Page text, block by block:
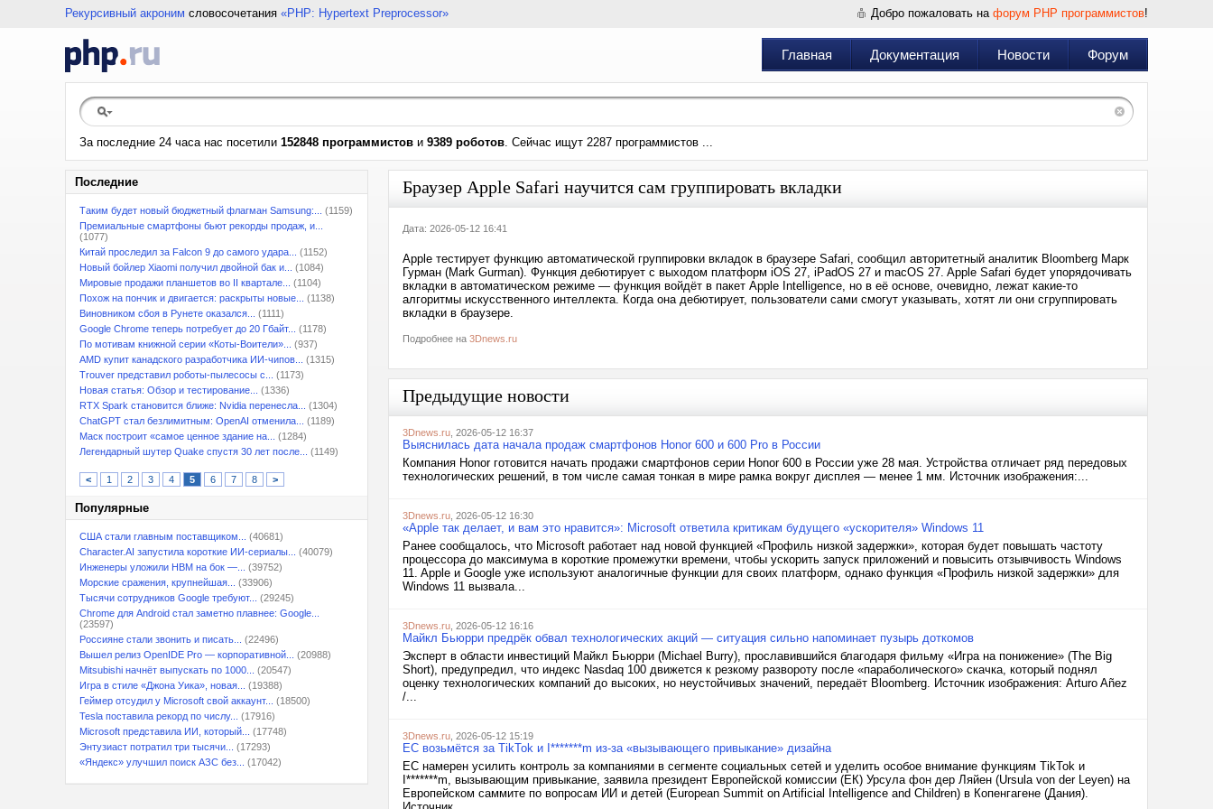
Рекурсивный акроним словосочетания «PHP: Hypertext Preprocessor» Добро пожаловать на форум PHP программистов!
Главная Документация Новости Форум
За последние 24 часа нас посетили 152848 программистов и 9389 роботов. Сейчас ищут 2287 программистов ...
Последние
Таким будет новый бюджетный флагман Samsung:...
(1159)
Премиальные смартфоны бьют рекорды продаж, и...
(1077)
Китай проследил за Falcon 9 до самого удара...
(1152)
Новый бойлер Xiaomi получил двойной бак и...
(1084)
Мировые продажи планшетов во II квартале...
(1104)
Похож на пончик и двигается: раскрыты новые...
(1138)
Виновником сбоя в Рунете оказался...
(1111)
Google Chrome теперь потребует до 20 Гбайт...
(1178)
По мотивам книжной серии «Коты-Воители»...
(937)
AMD купит канадского разработчика ИИ-чипов...
(1315)
Trouver представил роботы-пылесосы с...
(1173)
Новая статья: Обзор и тестирование...
(1336)
RTX Spark становится ближе: Nvidia перенесла...
(1304)
ChatGPT стал безлимитным: OpenAI отменила...
(1189)
Маск построит «самое ценное здание на...
(1284)
Легендарный шутер Quake спустя 30 лет после...
(1149)
< 1 2 3 4 5 6 7 8 >
Популярные
США стали главным поставщиком...
(40681)
Character.AI запустила короткие ИИ-сериалы...
(40079)
Инженеры уложили HBM на бок —...
(39752)
Морские сражения, крупнейшая...
(33906)
Тысячи сотрудников Google требуют...
(29245)
Chrome для Android стал заметно плавнее: Google...
(23597)
Россияне стали звонить и писать...
(22496)
Вышел релиз OpenIDE Pro — корпоративной...
(20988)
Mitsubishi начнёт выпускать по 1000...
(20547)
Игра в стиле «Джона Уика», новая...
(19388)
Геймер отсудил у Microsoft свой аккаунт...
(18500)
Tesla поставила рекорд по числу...
(17916)
Microsoft представила ИИ, который...
(17748)
Энтузиаст потратил три тысячи...
(17293)
«Яндекс» улучшил поиск АЗС без...
(17042)
Браузер Apple Safari научится сам группировать вкладки
Дата: 2026-05-12 16:41
Apple тестирует функцию автоматической группировки вкладок в браузере Safari, сообщил авторитетный аналитик Bloomberg Марк
Гурман (Mark Gurman). Функция дебютирует с выходом платформ iOS 27, iPadOS 27 и macOS 27. Apple Safari будет упорядочивать
вкладки в автоматическом режиме — функция войдёт в пакет Apple Intelligence, но в её основе, очевидно, лежат какие-то
алгоритмы искусственного интеллекта. Когда она дебютирует, пользователи сами смогут указывать, хотят ли они сгруппировать
вкладки в браузере.
Подробнее на 3Dnews.ru
Предыдущие новости
3Dnews.ru , 2026-05-12 16:37
Выяснилась дата начала продаж смартфонов Honor 600 и 600 Pro в России
Компания Honor готовится начать продажи смартфонов серии Honor 600 в России уже 28 мая. Устройства отличает ряд передовых
технологических решений, в том числе самая тонкая в мире рамка вокруг дисплея — менее 1 мм. Источник изображения:...
3Dnews.ru , 2026-05-12 16:30
«Apple так делает, и вам это нравится»: Microsoft ответила критикам будущего «ускорителя» Windows 11
Ранее сообщалось, что Microsoft работает над новой функцией «Профиль низкой задержки», которая будет повышать частоту
процессора до максимума в короткие промежутки времени, чтобы ускорить запуск приложений и повысить отзывчивость Windows
11. Apple и Google уже используют аналогичные функции для своих платформ, однако функция «Профиль низкой задержки» для
Windows 11 вызвала...
3Dnews.ru , 2026-05-12 16:16
Майкл Бьюрри предрёк обвал технологических акций — ситуация сильно напоминает пузырь доткомов
Эксперт в области инвестиций Майкл Бьюрри (Michael Burry), прославившийся благодаря фильму «Игра на понижение» (The Big
Short), предупредил, что индекс Nasdaq 100 движется к резкому развороту после «параболического» скачка, который поднял
оценку технологических компаний до высоких, но неустойчивых значений, передаёт Bloomberg. Источник изображения: Arturo Añez
/...
3Dnews.ru , 2026-05-12 15:19
ЕС возьмётся за TikTok и I*******m из-за «вызывающего привыкание» дизайна
ЕС намерен усилить контроль за компаниями в сегменте социальных сетей и уделить особое внимание функциям TikTok и
I*******m, вызывающим привыкание, заявила президент Европейской комиссии (ЕК) Урсула фон дер Ляйен (Ursula von der Leyen) на
Европейском саммите по вопросам ИИ и детей (European Summit on Artificial Intelligence and Children) в Копенгагене (Дания).